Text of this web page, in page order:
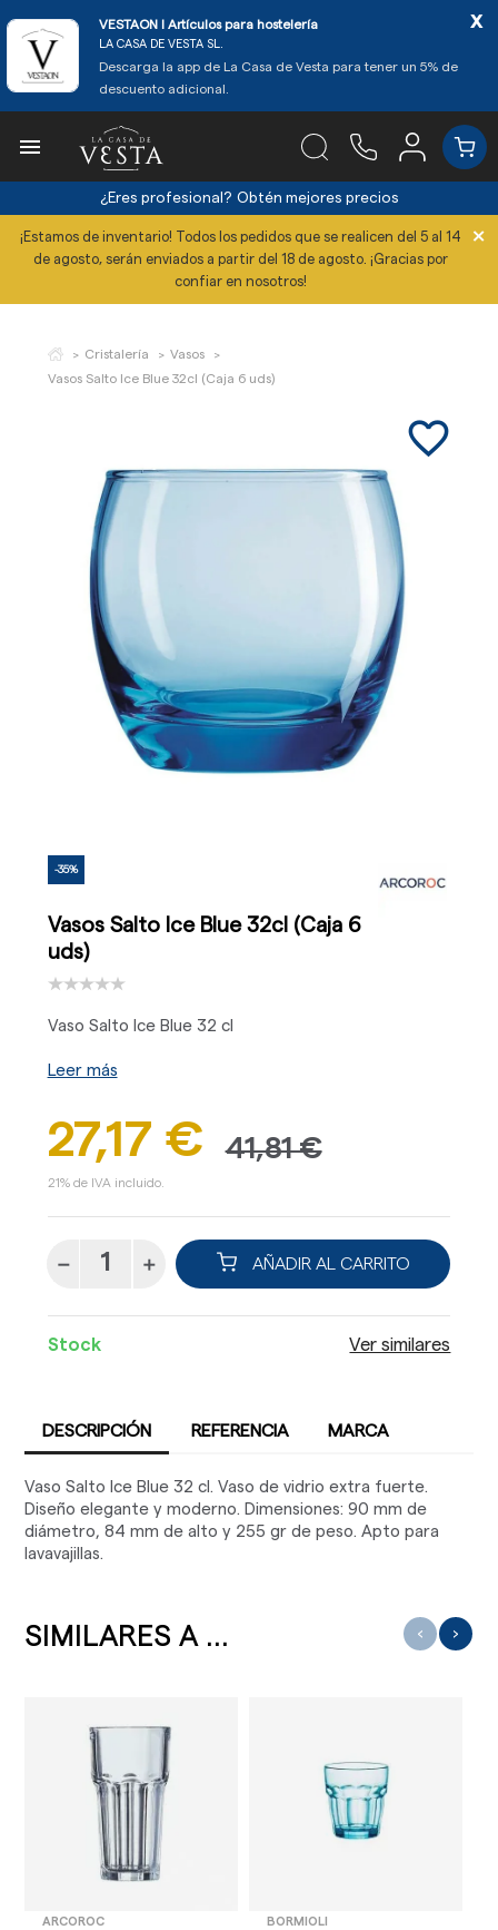
VESTAON l Artículos para hostelería
LA CASA DE VESTA SL.
Descarga la app de La Casa de Vesta para tener un 5% de
descuento adicional.
x

¿Eres profesional? Obtén mejores precios
¡Estamos de inventario! Todos los pedidos que se realicen del 5 al 14
de agosto, serán enviados a partir del 18 de agosto. ¡Gracias por
confiar en nosotros!
×
Cristalería
Vasos
Vasos Salto Ice Blue 32cl (Caja 6 uds)
favorite_border
-35%
Vasos Salto Ice Blue 32cl (Caja 6
uds)
Vaso Salto Ice Blue 32 cl
Leer más
27,17 € 41,81 €
21% de IVA incluido.
AÑADIR AL CARRITO
Stock Ver similares
DESCRIPCIÓN REFERENCIA MARCA
Vaso Salto Ice Blue 32 cl. Vaso de vidrio extra fuerte.
Diseño elegante y moderno. Dimensiones: 90 mm de
diámetro, 84 mm de alto y 255 gr de peso. Apto para
lavavajillas.
SIMILARES A ...
ARCOROC BORMIOLI
‹ ›